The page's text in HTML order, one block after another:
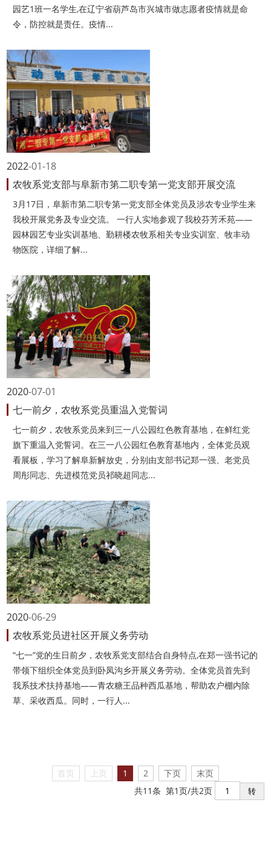
园艺1班一名学生,在辽宁省葫芦岛市兴城市做志愿者疫情就是命
令，防控就是责任。疫情...
01-18
2022
农牧系党支部与阜新市第二职专第一党支部开展交流
3月17日，阜新市第二职专第一党支部全体党员及涉农专业学生来
我校开展党务及专业交流。 一行人实地参观了我校芬芳禾苑——
园林园艺专业实训基地、勤耕楼农牧系相关专业实训室、牧丰动
物医院，详细了解...
07-01
2020
七一前夕，农牧系党员重温入党誓词
七一前夕，农牧系党员来到三一八公园红色教育基地，在鲜红党
旗下重温入党誓词。在三一八公园红色教育基地内，全体党员观
看展板，学习了解阜新解放史，分别由支部书记郑一强、老党员
周彤同志、先进模范党员祁晓超同志...
06-29
2020
农牧系党员进社区开展义务劳动
“七一”党的生日前夕，农牧系党支部结合自身特点,在郑一强书记的
带领下组织全体党员到卧凤沟乡开展义务劳动。全体党员首先到
我系技术扶持基地——青农糖王品种西瓜基地，帮助农户棚内除
草、采收西瓜。同时，一行人...
首页 上页 1 2 下页
末页
共11条 第1页/共2页
转